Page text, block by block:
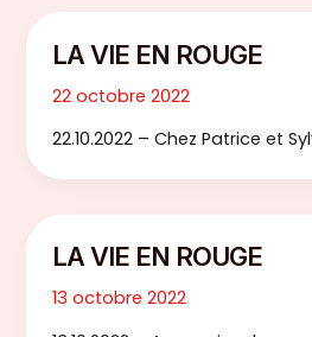
LA VIE EN ROUGE
22 octobre 2022
22.10.2022 – Chez Patrice et
LA VIE EN ROUGE
13 octobre 2022